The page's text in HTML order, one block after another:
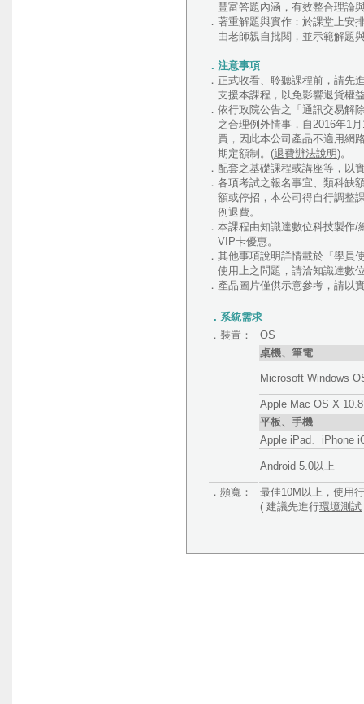
豐富答題內涵，有效整合理論
．著重解題與實作：於課堂上安
由老師親自批閱，並示範解題
．注意事項
．正式收看、聆聽課程前，請先
支援本課程，以免影響退貨權
．依行政院公告之「通訊交易解
之合理例外情事，自2016年1
買，因此本公司產品不適用網
期定額制。(退費辦法說明)。
．配套之基礎課程或講座等，以
．各項考試之報名事宜、類科缺
額或停招，本公司得自行調整
例退費。
．本課程由知識達數位科技製作
VIP卡優惠。
．其他事項說明詳情載於『學員
使用上之問題，請洽知識達數
．產品圖片僅供示意參考，請以
．系統需求
．裝置：
OS
桌機、筆電
Microsoft Windows
Apple Mac OS X
平板、手機
Apple iPad、iPhone
Android 5.0以上
．頻寬：
最佳10M以上，使用
( 建議先進行環境測試